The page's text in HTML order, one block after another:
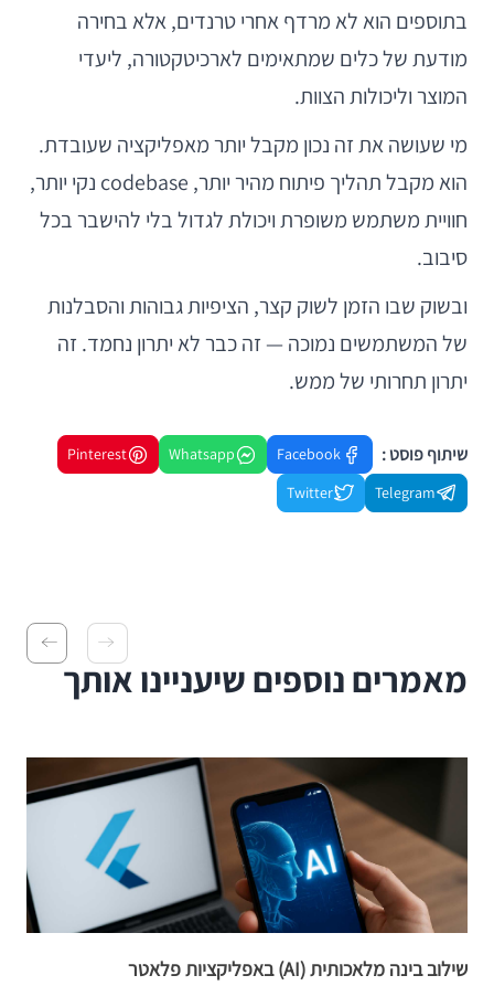
בתוספים הוא לא מרדף אחרי טרנדים, אלא בחירה
מודעת של כלים שמתאימים לארכיטקטורה, ליעדי
המוצר וליכולות הצוות.
מי שעושה את זה נכון מקבל יותר מאפליקציה שעובדת.
הוא מקבל תהליך פיתוח מהיר יותר, codebase נקי יותר,
חוויית משתמש משופרת ויכולת לגדול בלי להישבר בכל
סיבוב.
ובשוק שבו הזמן לשוק קצר, הציפיות גבוהות והסבלנות
של המשתמשים נמוכה — זה כבר לא יתרון נחמד. זה
יתרון תחרותי של ממש.
שיתוף פוסט : Facebook
Whatsapp
Pinterest
Telegram
Twitter
מאמרים נוספים שיעניינו אותך
שילוב בינה מלאכותית (AI) באפליקציות פלאטר